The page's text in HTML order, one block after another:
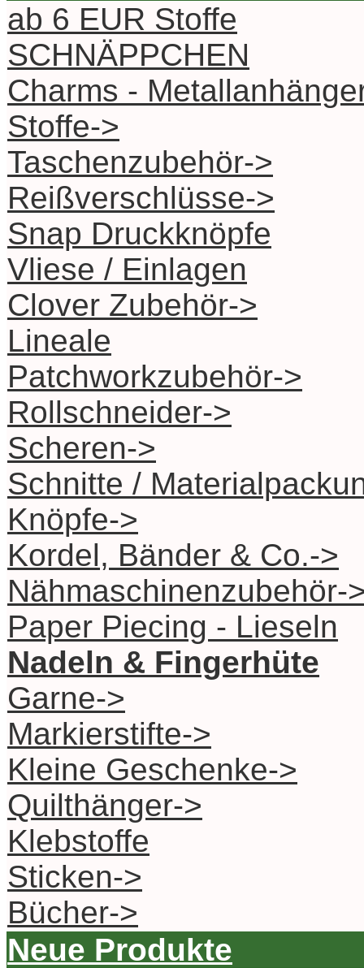
ab 6 EUR Stoffe
SCHNÄPPCHEN
Charms -
Stoffe->
Taschenzubehör->
Reißverschlüsse->
Snap Druckknöpfe
Vliese / Einlagen
Clover Zubehör->
Lineale
Patchworkzubehör->
Rollschneider->
Scheren->
Schnitte /
Knöpfe->
Kordel, Bänder & Co.->
Nähmaschinenzubehör-
Paper Piecing - Lieseln
Nadeln & Fingerhüte
Garne->
Markierstifte->
Kleine Geschenke->
Quilthänger->
Klebstoffe
Sticken->
Bücher->
Neue Produkte